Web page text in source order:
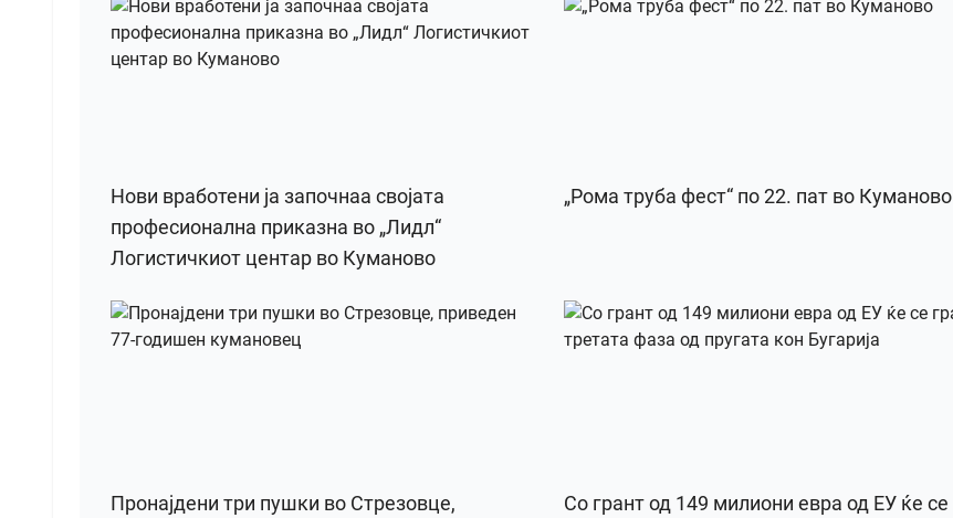
Нови вработени ја започнаа својата
професионална приказна во „Лидл“
Логистичкиот центар во Куманово
„Рома труба фест“ по 22. пат во Куманово
Пронајдени три пушки во Стрезовце,
Со грант од 149 милиони евра од ЕУ ќе се